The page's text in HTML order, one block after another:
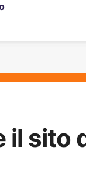
il sito